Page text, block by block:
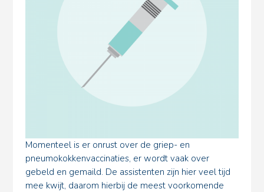
Momenteel is er onrust over de griep- en
pneumokokkenvaccinaties, er wordt vaak over
gebeld en gemaild. De assistenten zijn hier veel tijd
mee kwijt, daarom hierbij de meest voorkomende